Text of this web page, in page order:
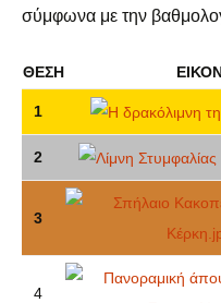
σύμφωνα με την
ΘΈΣΗ
1
2
3
4